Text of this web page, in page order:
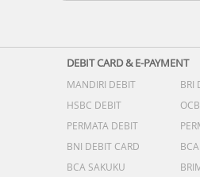
DEBIT CARD & E-PAYMENT
MANDIRI DEBIT BRI
HSBC DEBIT
PERMATA DEBIT
BNI DEBIT CARD
BCA SAKUKU